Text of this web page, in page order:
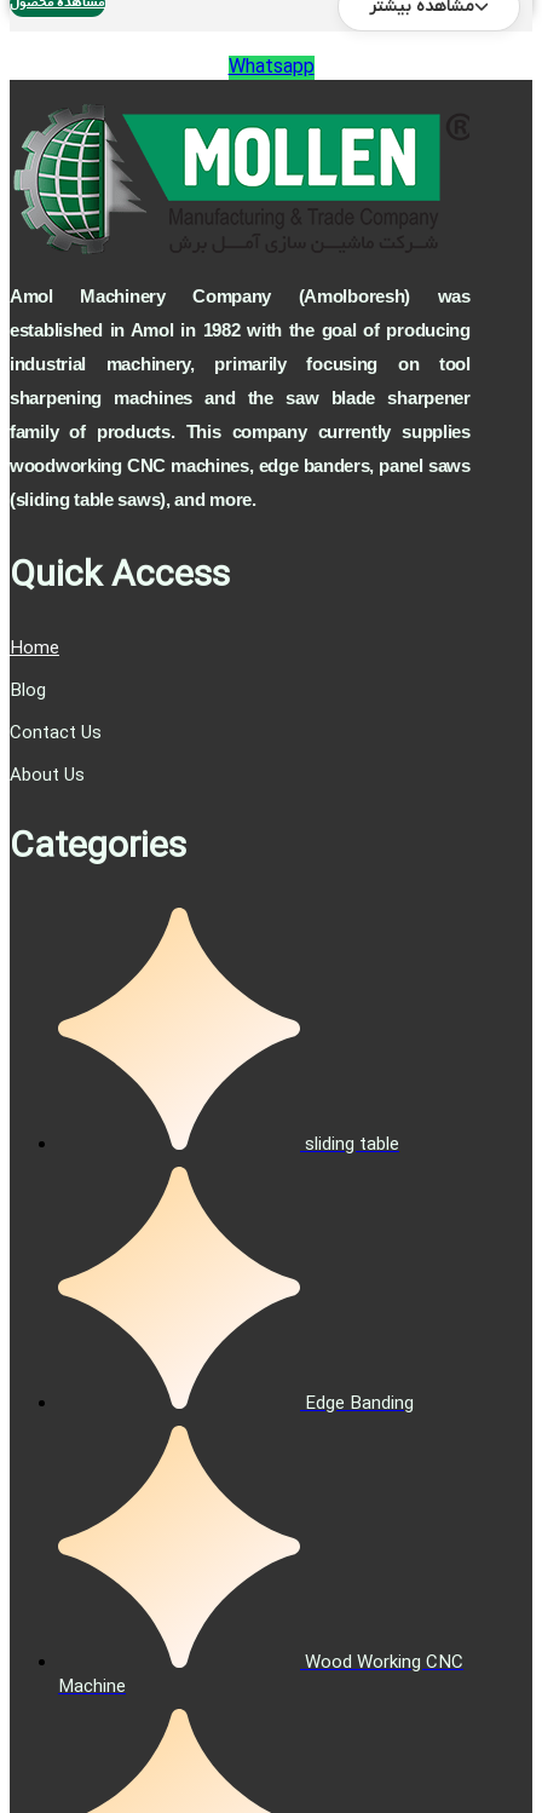
Эти технологии и другие оссобенности
окрашивающий все детали , высокая
точности и скорость работы
пользователья . Это устройство
одновременно окрашивает 6 сторон
заготовки , оно приносит все большую и
большую скорость работы и наиболее
важен , оно уменшает количество ошибок
по сравнению с работой человека ,
снижает затраты , уменшает трату времени
и таким образом , увеличивает общую
эффективность завода или мастерской .
линей дерева является
команды отправлены , настроены или
настольная система , 5 – осевая форсунок
с ЧПУ для качественного окрашивания
поверхности и ведущие мосты покрыты
антикрасочным и пылезащитным чехлами
.
Некоторые особенности устройства:
– Сенсорный контроллер(сенсорный
– Автоматическая настольная система
антикрасочным и пылезащитным чехлами
مشاهده بیشتر
Whatsapp
Amol Machinery Company (Amolboresh) was
established in Amol in 1982 with the goal of producing
industrial machinery, primarily focusing on tool
sharpening machines and the saw blade sharpener
family of products. This company currently supplies
woodworking CNC machines, edge banders, panel saws
(sliding table saws), and more.
Quick Access
Home
Blog
Contact Us
About Us
Categories
sliding table
Edge Banding
Wood Working CNC
Machine